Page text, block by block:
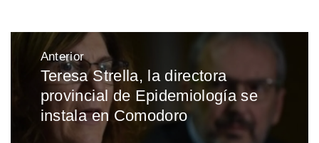
Navegación
entradas
Anterior
Entrada
anterior:
Teresa Strella, la directora
provincial de Epidemiología se
instala en Comodoro